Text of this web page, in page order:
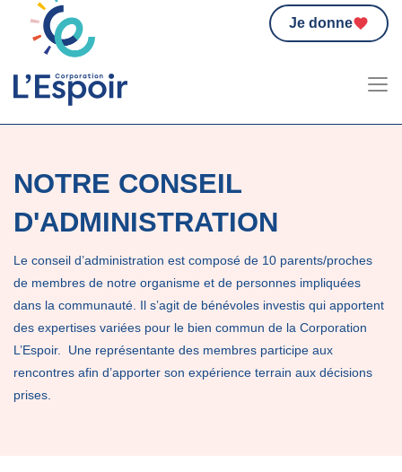
Je donne
NOTRE CONSEIL
D'ADMINISTRATION
Le conseil d’administration est composé de 10 parents/proches
de membres de notre organisme et de personnes impliquées
dans la communauté. Il s’agit de bénévoles investis qui apportent
des expertises variées pour le bien commun de la Corporation
L’Espoir. Une représentante des membres participe aux
rencontres afin d’apporter son expérience terrain aux décisions
prises.